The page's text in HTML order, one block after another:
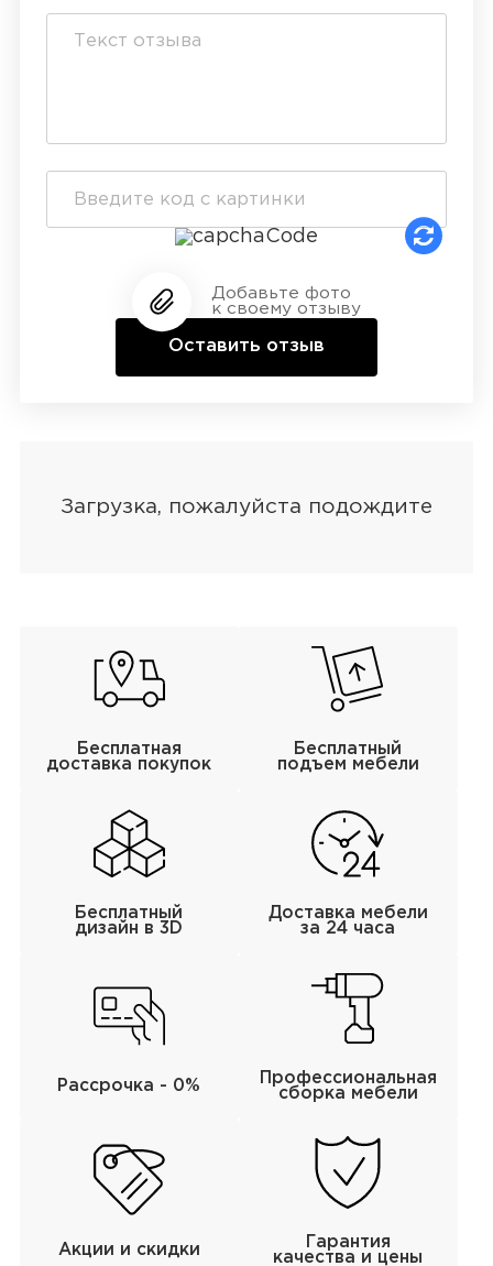
Добавьте фото
к своему отзыву
Оставить отзыв
Бесплатная
доставка покупок
Бесплатный
подъем мебели
Бесплатный
дизайн в 3D
Доставка мебели
за 24 часа
Рассрочка - 0%
Профессиональная
сборка мебели
Акции и скидки
Гарантия
качества и цены